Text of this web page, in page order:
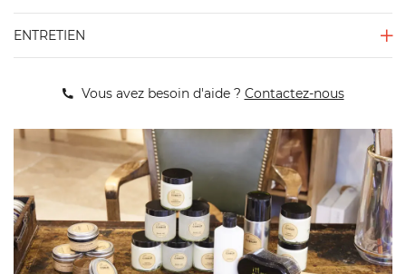
ENTRETIEN
Vous avez besoin d'aide ? Contactez-nous